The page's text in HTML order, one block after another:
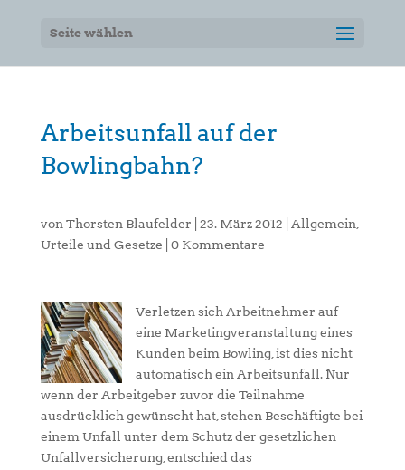
Seite wählen
Arbeitsunfall auf der
Bowlingbahn?
von Thorsten Blaufelder 23. März 2012 Allgemein
Urteile und Gesetze
0 Kommentare
Verletzen sich Arbeitnehmer auf
eine Marketingveranstaltung eines
Kunden beim Bowling, ist dies nicht
automatisch ein Arbeitsunfall. Nur
wenn der Arbeitgeber zuvor die Teilnahme
ausdrücklich gewünscht hat, stehen Beschäftigte bei
einem Unfall unter dem Schutz der gesetzlichen
Unfallversicherung, entschied das